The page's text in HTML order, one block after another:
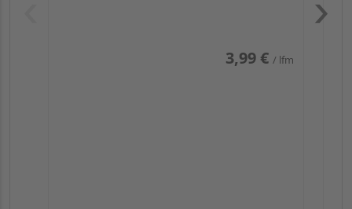
3,99 € / lfm